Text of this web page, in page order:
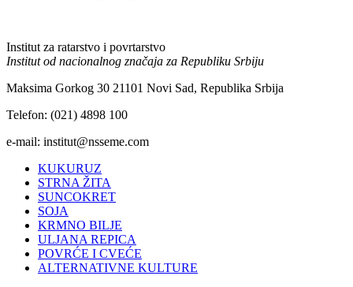
Institut za ratarstvo i povrtarstvo
Institut od nacionalnog značaja za Republiku Srbiju
Maksima Gorkog 30 21101 Novi Sad, Republika Srbija
Telefon: (021) 4898 100
e-mail: institut@nsseme.com
KUKURUZ
STRNA ŽITA
SUNCOKRET
SOJA
KRMNO BILJE
ULJANA REPICA
POVRĆE I CVEĆE
ALTERNATIVNE KULTURE